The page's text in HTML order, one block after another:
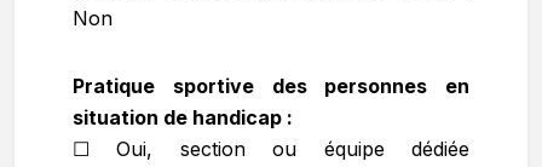
Non
Pratique sportive des personnes en
situation de handicap :
☐ Oui, section ou équipe dédiée